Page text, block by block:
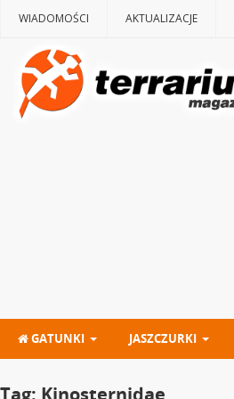
WIADOMOŚCI AKTUALIZACJE
GATUNKI JASZCZURKI
Tag: Kinosternidae